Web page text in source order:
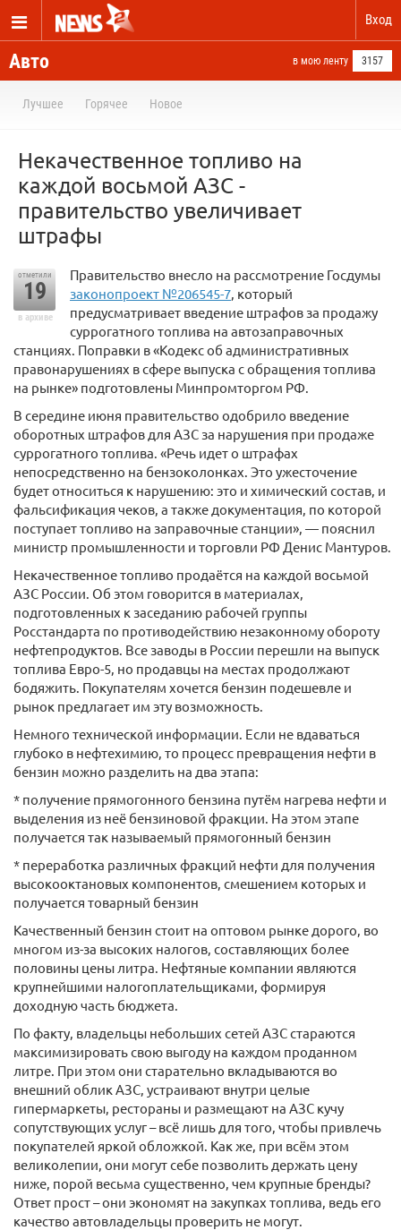
Вход
Авто в мою ленту 3157
Лучшее Горячее Новое
Некачественное топливо на
каждой восьмой АЗС -
правительство увеличивает
штрафы
отметили
19
в архиве
Правительство внесло на рассмотрение Госдумы
законопроект №206545-7, который
предусматривает введение штрафов за продажу
суррогатного топлива на автозаправочных
станциях. Поправки в «Кодекс об административных
правонарушениях в сфере выпуска с обращения топлива
на рынке» подготовлены Минпромторгом РФ.
В середине июня правительство одобрило введение
оборотных штрафов для АЗС за нарушения при продаже
суррогатного топлива. «Речь идет о штрафах
непосредственно на бензоколонках. Это ужесточение
будет относиться к нарушению: это и химический состав, и
фальсификация чеков, а также документация, по которой
поступает топливо на заправочные станции», — пояснил
министр промышленности и торговли РФ Денис Мантуров.
Некачественное топливо продаётся на каждой восьмой
АЗС России. Об этом говорится в материалах,
подготовленных к заседанию рабочей группы
Росстандарта по противодействию незаконному обороту
нефтепродуктов. Все заводы в России перешли на выпуск
топлива Евро-5, но продавцы на местах продолжают
бодяжить. Покупателям хочется бензин подешевле и
рынок предлагает им эту возможность.
Немного технической информации. Если не вдаваться
глубоко в нефтехимию, то процесс превращения нефти в
бензин можно разделить на два этапа:
* получение прямогонного бензина путём нагрева нефти и
выделения из неё бензиновой фракции. На этом этапе
получается так называемый прямогонный бензин
* переработка различных фракций нефти для получения
высокооктановых компонентов, смешением которых и
получается товарный бензин
Качественный бензин стоит на оптовом рынке дорого, во
многом из-за высоких налогов, составляющих более
половины цены литра. Нефтяные компании являются
крупнейшими налогоплательщиками, формируя
доходную часть бюджета.
По факту, владельцы небольших сетей АЗС стараются
максимизировать свою выгоду на каждом проданном
литре. При этом они старательно вкладываются во
внешний облик АЗС, устраивают внутри целые
гипермаркеты, рестораны и размещают на АЗС кучу
сопутствующих услуг – всё лишь для того, чтобы привлечь
покупателей яркой обложкой. Как же, при всём этом
великолепии, они могут себе позволить держать цену
ниже, порой весьма существенно, чем крупные бренды?
Ответ прост – они экономят на закупках топлива, ведь его
качество автовладельцы проверить не могут.